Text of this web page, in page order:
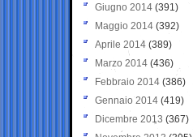
Giugno 2014 (391)
Maggio 2014 (392)
Aprile 2014 (389)
Marzo 2014 (436)
Febbraio 2014 (386)
Gennaio 2014 (419)
Dicembre 2013 (367)